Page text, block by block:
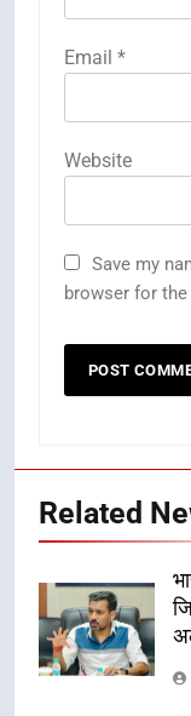
Email *
Website
Save my
browser for
Related